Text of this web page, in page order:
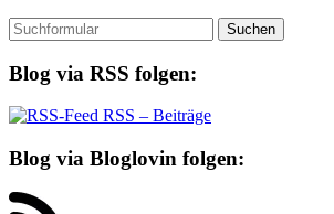
Suchen
nach:
Blog via RSS folgen:
RSS – Beiträge
Blog via Bloglovin folgen: